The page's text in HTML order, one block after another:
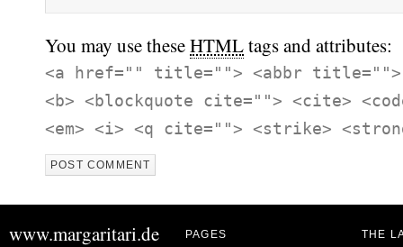
You may use theseHTMLtags and attributes:
<a href="" title=""> <abbr title="">
<b> <blockquote cite=""> <cite>
<em> <i> <q cite=""> <strike>
www.margaritari.de PAGES THE